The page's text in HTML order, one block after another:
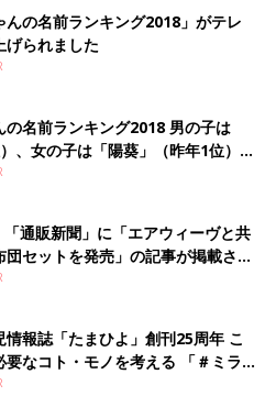
んの名前ランキング2018」がテレ
げられました
の名前ランキング2018 男の子は
、女の子は「陽葵」（昨年1位）が
みこと」 人気ドラマ配役名が急上
通販新聞」に「エアウィーヴと共
セットを発売」の記事が掲載され
報誌「たまひよ」創刊25周年 こ
要なコト・モノを考える 「＃ミラ
ト」をスタート ～乃木坂46、落合